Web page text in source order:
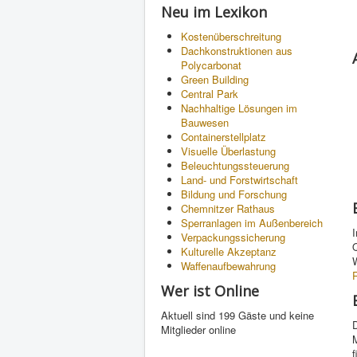
Neu im Lexikon
Kostenüberschreitung
Dachkonstruktionen aus
Polycarbonat
Green Building
Central Park
Nachhaltige Lösungen im
Bauwesen
Containerstellplatz
Visuelle Überlastung
Beleuchtungssteuerung
Land- und Forstwirtschaft
Bildung und Forschung
Chemnitzer Rathaus
Sperranlagen im Außenbereich
Verpackungssicherung
Kulturelle Akzeptanz
Waffenaufbewahrung
Wer ist Online
Aktuell sind 199 Gäste und keine
Mitglieder online